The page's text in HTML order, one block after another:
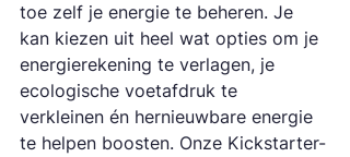
toe zelf je energie te beheren. Je
kan kiezen uit heel wat opties om je
energierekening te verlagen, je
ecologische voetafdruk te
verkleinen én hernieuwbare energie
te helpen boosten. Onze Kickstarter-